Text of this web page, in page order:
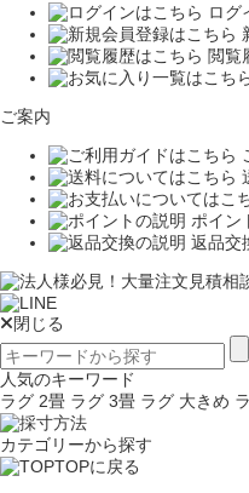
ログ
閲覧
ご案内
ポイン
返品交
閉じる
人気のキーワード
ラグ 2畳 ラグ 3畳 ラグ 大きめ
カテゴリーから探す
TOPに戻る